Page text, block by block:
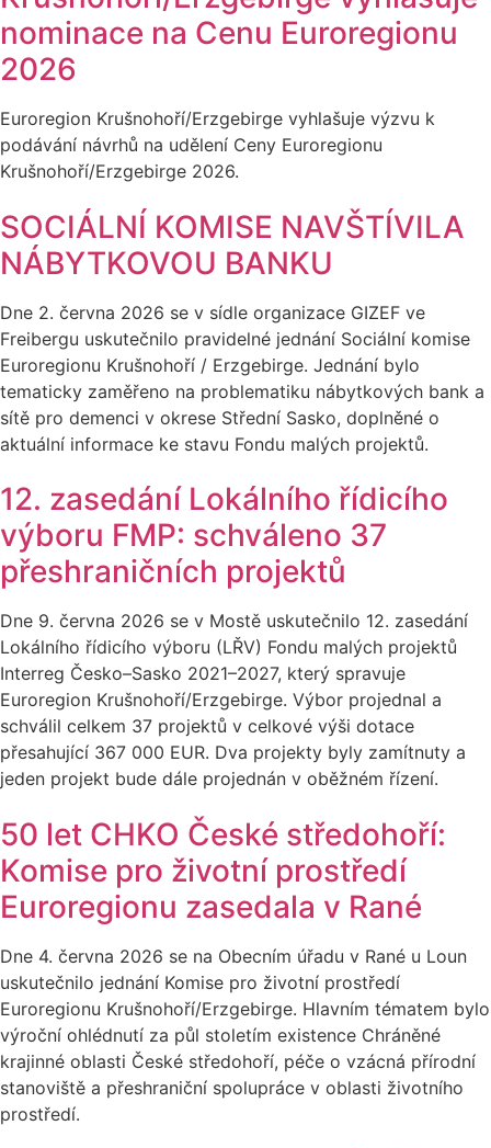
nominace na Cenu Euroregionu
2026
Euroregion Krušnohoří/Erzgebirge vyhlašuje výzvu k
podávání návrhů na udělení Ceny Euroregionu
Krušnohoří/Erzgebirge 2026.
SOCIÁLNÍ KOMISE NAVŠTÍVILA
NÁBYTKOVOU BANKU
Dne 2. června 2026 se v sídle organizace GIZEF ve
Freibergu uskutečnilo pravidelné jednání Sociální komise
Euroregionu Krušnohoří / Erzgebirge. Jednání bylo
tematicky zaměřeno na problematiku nábytkových bank a
sítě pro demenci v okrese Střední Sasko, doplněné o
aktuální informace ke stavu Fondu malých projektů.
12. zasedání Lokálního řídicího
výboru FMP: schváleno 37
přeshraničních projektů
Dne 9. června 2026 se v Mostě uskutečnilo 12. zasedání
Lokálního řídicího výboru (LŘV) Fondu malých projektů
Interreg Česko–Sasko 2021–2027, který spravuje
Euroregion Krušnohoří/Erzgebirge. Výbor projednal a
schválil celkem 37 projektů v celkové výši dotace
přesahující 367 000 EUR. Dva projekty byly zamítnuty a
jeden projekt bude dále projednán v oběžném řízení.
50 let CHKO České středohoří:
Komise pro životní prostředí
Euroregionu zasedala v Rané
Dne 4. června 2026 se na Obecním úřadu v Rané u Loun
uskutečnilo jednání Komise pro životní prostředí
Euroregionu Krušnohoří/Erzgebirge. Hlavním tématem bylo
výroční ohlédnutí za půl stoletím existence Chráněné
krajinné oblasti České středohoří, péče o vzácná přírodní
stanoviště a přeshraniční spolupráce v oblasti životního
prostředí.